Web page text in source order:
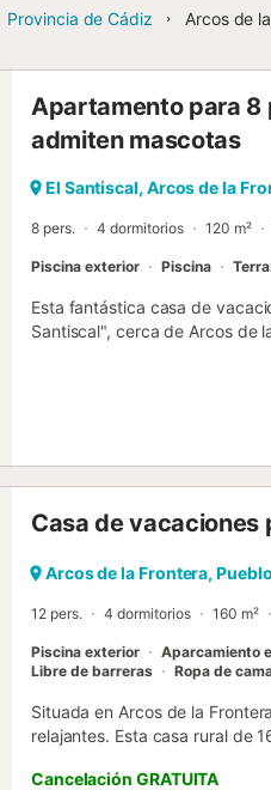
Provincia de Cádiz Arcos de
Apartamento para 8
admiten mascotas
El Santiscal, Arcos de la
8 pers. 4 dormitorios 120 m²
Piscina exterior Piscina
Esta fantástica casa de
Santiscal", cerca de Arcos de
una vista fantástica de la
encontrará un bonito club
a la hermosa Arcos de la
Casa de vacaciones
Arcos de la Frontera,
12 pers. 4 dormitorios 160 m²
Piscina exterior Aparcamiento
Libre de barreras
Ropa de
Situada en Arcos de la
relajantes. Esta casa rural de
adultos y un niño menor de 15
Cancelación GRATUITA